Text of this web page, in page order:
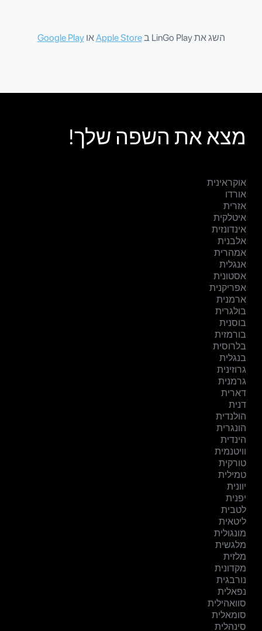
השג את LinGo Play ב Apple StoreאוGoogle Play
מצא את השפה שלך!
אוקראינית
אורדו
אזרית
איטלקית
אינדונזית
אלבנית
אמהרית
אנגלית
אסטונית
אפריקנית
ארמנית
בולגרית
בוסנית
בורמזית
בלרוסית
בנגלית
גרוזינית
גרמנית
דארית
דנית
הולנדית
הונגרית
הינדית
וויטנמית
טורקית
טמילית
יוונית
יפנית
לטבית
ליטאית
מונגולית
מלגשית
מלזית
מקדונית
נורבגית
נפאלית
סוואהילית
סומאלית
סינהלית